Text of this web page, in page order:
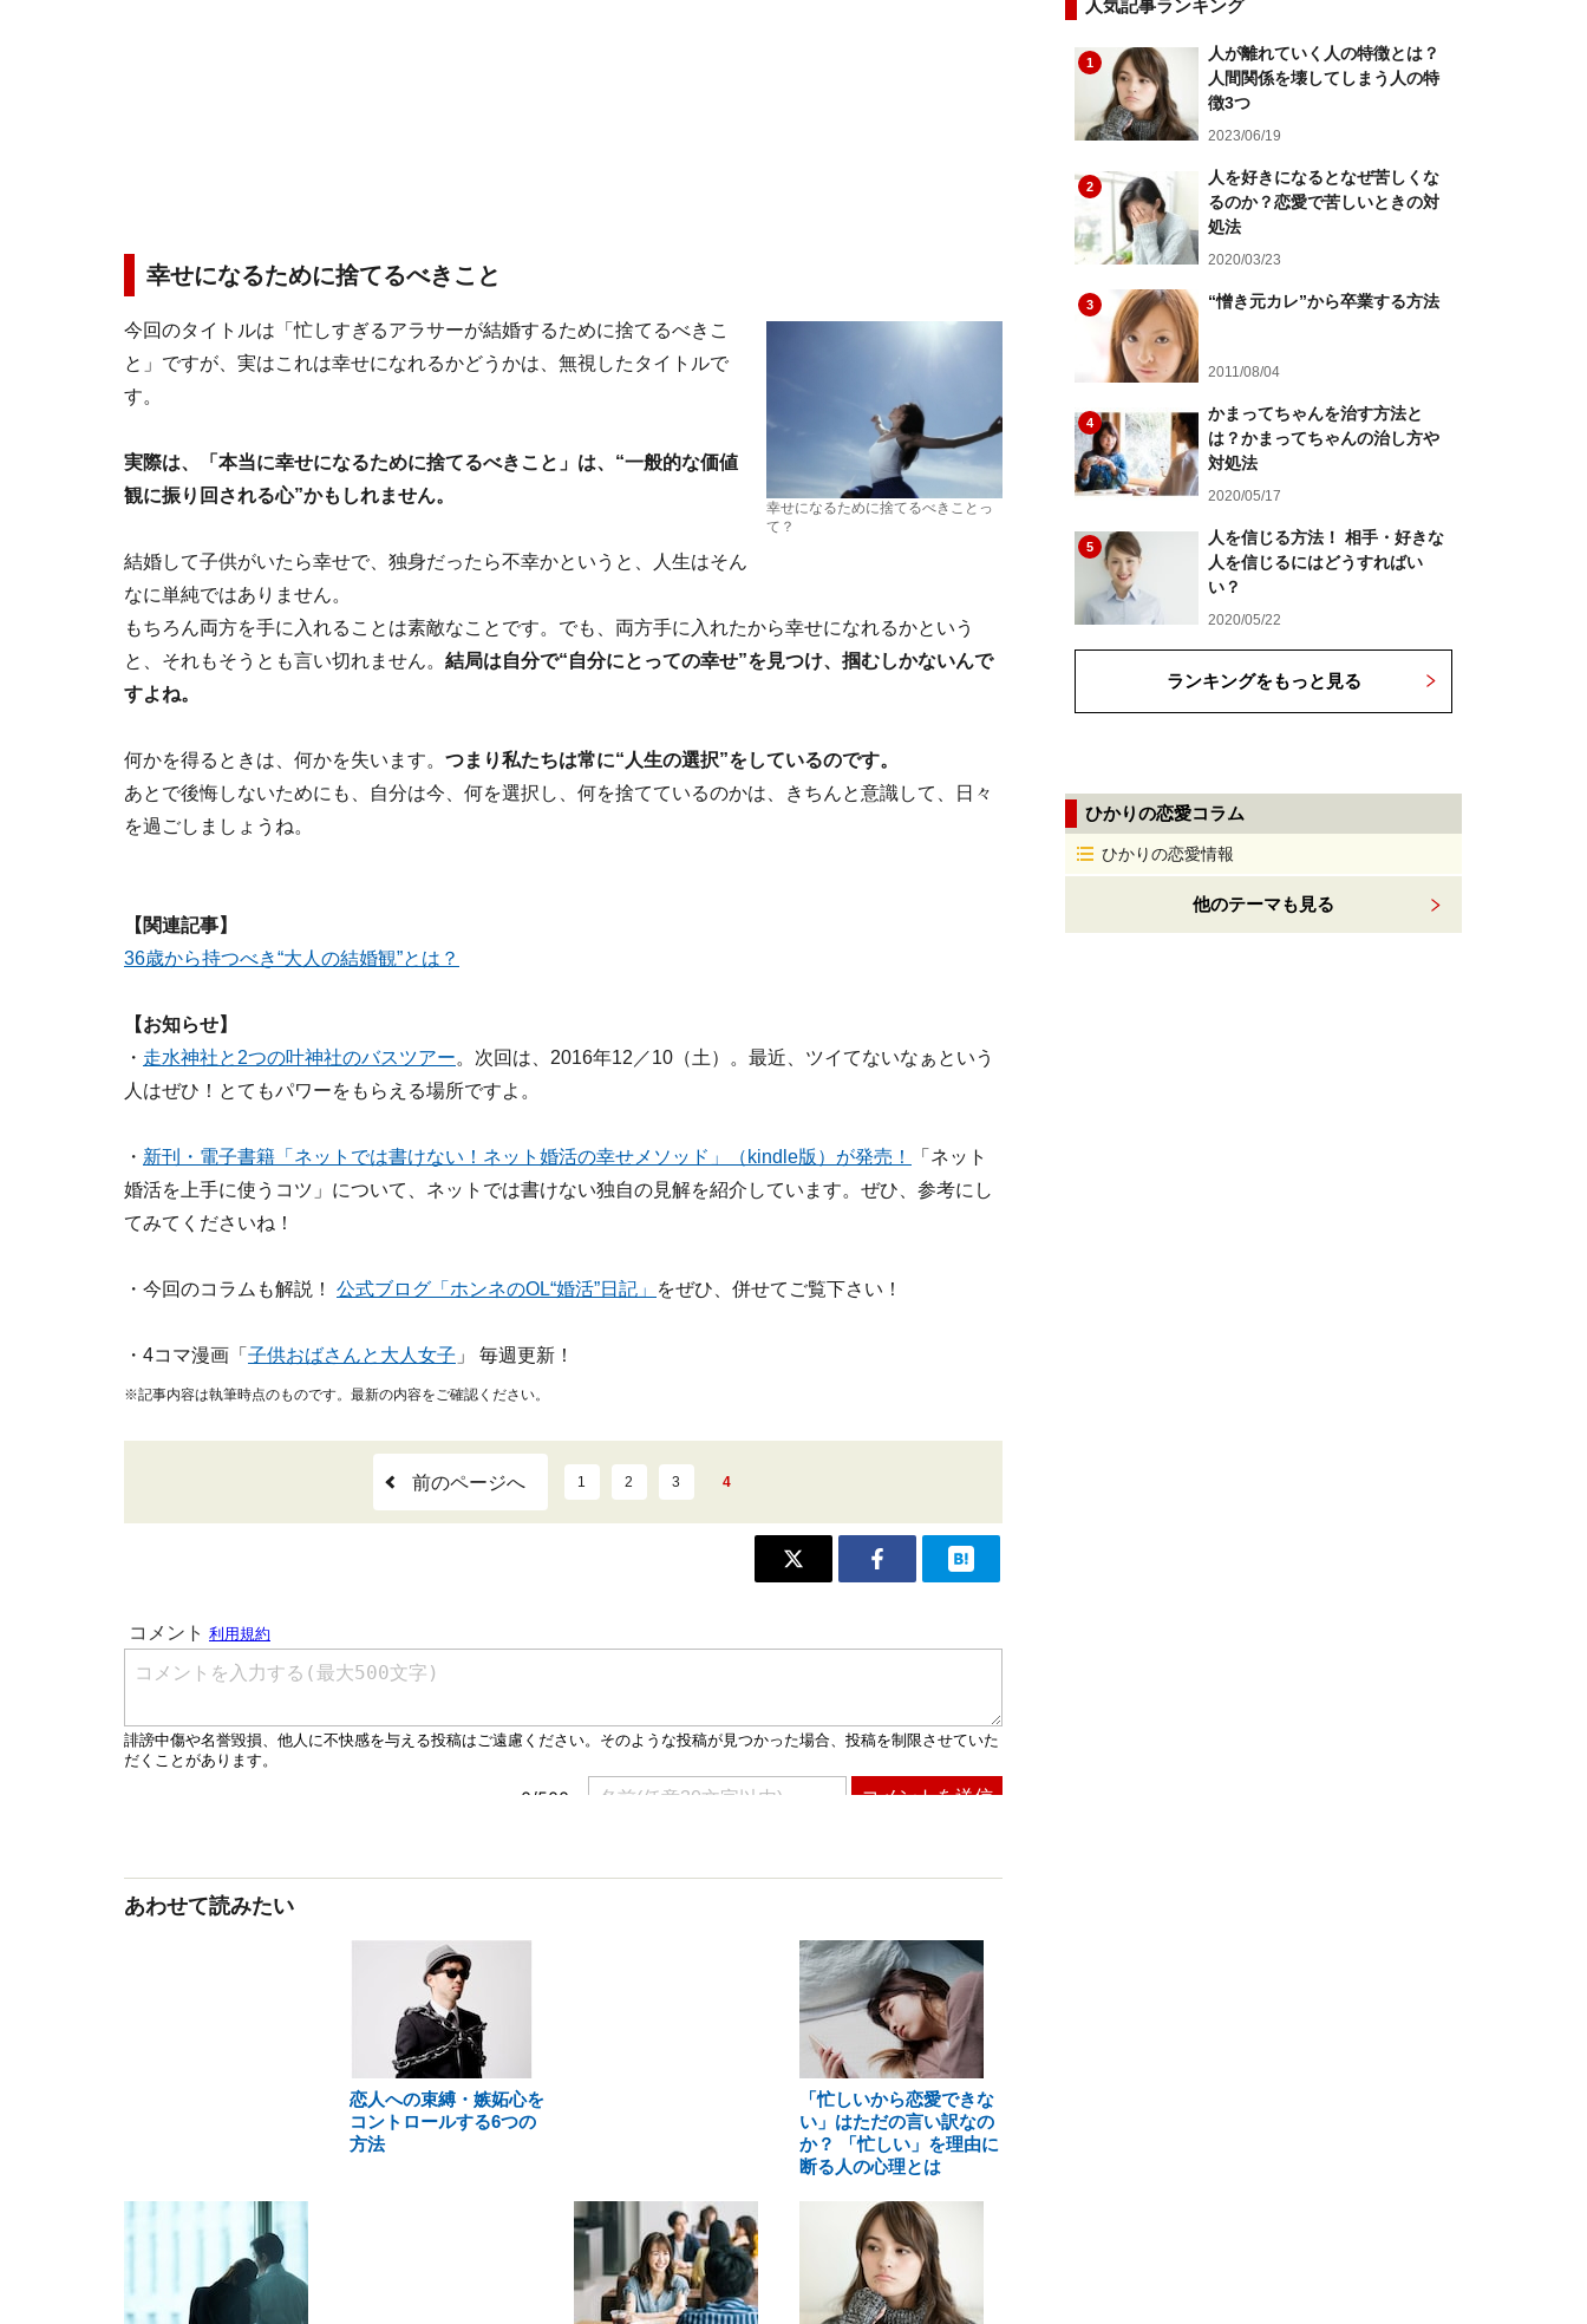
幸せになるために捨てるべきこと
幸せになるために捨てるべきことっ
て？
今回のタイトルは「忙しすぎるアラサーが結婚するために捨てるべきこ
と」ですが、実はこれは幸せになれるかどうかは、無視したタイトルで
す。
実際は、「本当に幸せになるために捨てるべきこと」は、“一般的な価値
観に振り回される心”かもしれません。
結婚して子供がいたら幸せで、独身だったら不幸かというと、人生はそん
なに単純ではありません。
もちろん両方を手に入れることは素敵なことです。でも、両方手に入れたから幸せになれるかという
と、それもそうとも言い切れません。 結局は自分で“自分にとっての幸せ”を見つけ、掴むしかないんで
すよね。
何かを得るときは、何かを失います。 つまり私たちは常に“人生の選択”をしているのです。
あとで後悔しないためにも、自分は今、何を選択し、何を捨てているのかは、きちんと意識して、日々
を過ごしましょうね。
【関連記事】
36歳から持つべき“大人の結婚観”とは？
【お知らせ】
・ 走水神社と2つの叶神社のバスツアー。次回は、2016年12／10（土）。最近、ツイてないなぁという
人はぜひ！とてもパワーをもらえる場所ですよ。
・ 新刊・電子書籍「ネットでは書けない！ネット婚活の幸せメソッド」（kindle版）が発売！
「ネット
婚活を上手に使うコツ」について、ネットでは書けない独自の見解を紹介しています。ぜひ、参考にし
てみてくださいね！
・今回のコラムも解説！ 公式ブログ「ホンネのOL“婚活”日記」 をぜひ、併せてご覧下さい！
・4コマ漫画「 子供おばさんと大人女子 」 毎週更新！
※記事内容は執筆時点のものです。最新の内容をご確認ください。
前のページへ 1 2 3 4
あわせて読みたい
恋人への束縛・嫉妬心を
コントロールする6つの
方法
「忙しいから恋愛できな
い」はただの言い訳なの
か？ 「忙しい」を理由に
断る人の心理とは
人気記事ランキング
1
人が離れていく人の特徴とは？
人間関係を壊してしまう人の特
徴3つ
2023/06/19
2
人を好きになるとなぜ苦しくな
るのか？恋愛で苦しいときの対
処法
2020/03/23
3 “憎き元カレ”から卒業する方法
2011/08/04
4
かまってちゃんを治す方法と
は？かまってちゃんの治し方や
対処法
2020/05/17
5
人を信じる方法！ 相手・好きな
人を信じるにはどうすればい
い？
2020/05/22
ランキングをもっと見る
ひかりの恋愛コラム
ひかりの恋愛情報
他のテーマも見る